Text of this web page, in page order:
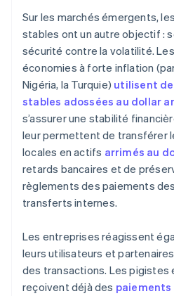
Sur les marchés émergents,
stables ont un autre objectif :
sécurité contre la volatilité.
économies à forte inflation
Nigéria, la Turquie) utilisent
stables adossées au dollar
s’assurer une stabilité
leur permettent de transférer
locales en actifs arrimés au
retards bancaires et de
règlements des paiements
transferts internes.
Les entreprises réagissent
leurs utilisateurs et
des transactions. Les
reçoivent déjà des